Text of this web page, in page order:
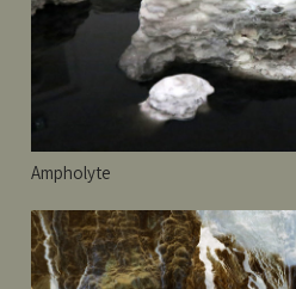
Ampholyte